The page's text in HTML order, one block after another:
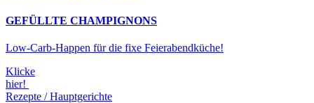
GEFÜLLTE CHAMPIGNONS
Low-Carb-Happen für die fixe Feierabendküche!
Klicke
hier!
Rezepte / Hauptgerichte